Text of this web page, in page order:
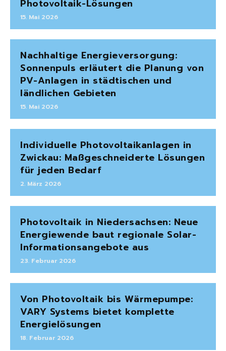
Photovoltaik-Lösungen
15. Mai 2026
Nachhaltige Energieversorgung:
Sonnenpuls erläutert die Planung von
PV-Anlagen in städtischen und
ländlichen Gebieten
15. Mai 2026
Individuelle Photovoltaikanlagen in
Zwickau: Maßgeschneiderte Lösungen
für jeden Bedarf
2. März 2026
Photovoltaik in Niedersachsen: Neue
Energiewende baut regionale Solar-
Informationsangebote aus
23. Februar 2026
Von Photovoltaik bis Wärmepumpe:
VARY Systems bietet komplette
Energielösungen
18. Februar 2026